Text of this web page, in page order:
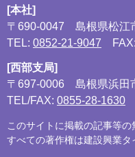
[本社]
〒690-0047
島根県松江
TEL: 0852-21-9047
[西部支局]
〒697-0006
島根県浜田
TEL/FAX: 0855-28-1630
このサイトに掲載の記事等の
すべての著作権は建設興業タ